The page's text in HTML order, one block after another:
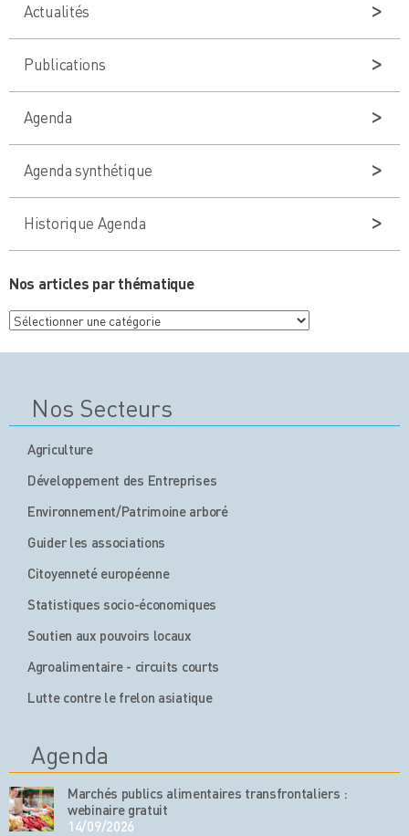
Actualités
Publications
Agenda
Agenda synthétique
Historique Agenda
Nos articles par thématique
Nos
articles
Nos Secteurs
Agriculture
Développement des Entreprises
Environnement/Patrimoine arboré
Guider les associations
Citoyenneté européenne
Statistiques socio-économiques
Soutien aux pouvoirs locaux
Agroalimentaire - circuits courts
Lutte contre le frelon asiatique
Agenda
Marchés publics alimentaires transfrontaliers :
webinaire gratuit
14/09/2026